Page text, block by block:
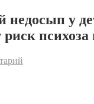
недосып у
риск